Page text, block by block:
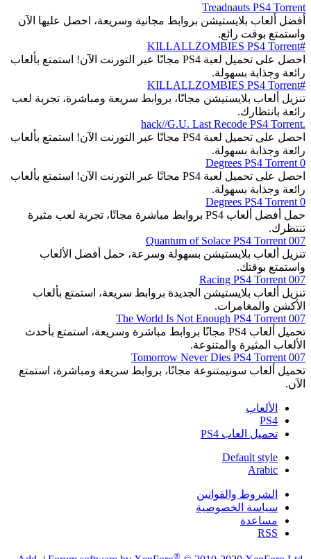
Treadnauts PS4 Torrent
أفضل ألعاب بلايستيشن بروابط مجانية وسريعة، احصل عليها الآن
واستمتع بوقت رائع.
#KILLALLZOMBIES PS4 Torrent
احصل على تحميل لعبة PS4 مجانًا عبر التورنت الآن! استمتع بألعاب
رائعة وجذابة بسهولة.
#KILLALLZOMBIES PS4 Torrent
تنزيل ألعاب بلايستيشن مجانًا، بروابط سريعة ومباشرة، تجربة لعب
رائعة بانتظارك.
.hack//G.U. Last Recode PS4 Torrent
احصل على تحميل لعبة PS4 مجانًا عبر التورنت الآن! استمتع بألعاب
رائعة وجذابة بسهولة.
0 Degrees PS4 Torrent
احصل على تحميل لعبة PS4 مجانًا عبر التورنت الآن! استمتع بألعاب
رائعة وجذابة بسهولة.
0 Degrees PS4 Torrent
حمل أفضل ألعاب PS4 بروابط مباشرة مجانًا، تجربة لعب مثيرة
تنتظرك.
007 Quantum of Solace PS4 Torrent
تنزيل ألعاب بلايستيشن بسهولة وسرعة، حمل أفضل الألعاب
واستمتع بوقتك.
007 Racing PS4 Torrent
تنزيل ألعاب بلايستيشن الجديدة بروابط سريعة، استمتع بألعاب
الأكشن والمغامرات.
007 The World Is Not Enough PS4 Torrent
تحميل ألعاب PS4 مجانًا بروابط مباشرة وسريعة، استمتع بأحدث
الألعاب المثيرة والمتنوعة.
007 Tomorrow Never Dies PS4 Torrent
تحميل ألعاب سونيمتنوعة مجانًا، بروابط سريعة ومباشرة، استمتع
الآن.
الألعاب
PS4
تحميل العاب PS4
Default style
Arabic
الشروط والقوانين
سياسة الخصوصية
مساعدة
RSS
®